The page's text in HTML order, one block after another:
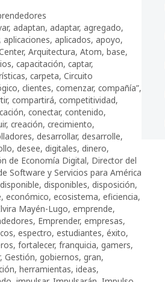
, adaptan, adaptar, agregado,
aplicaciones, aplicados, apoyo,
, Arquitectura, Atom, base,
, capacitación, captar,
, carpeta, Circuito
, clientes, comenzar, compañía”,
, compartirá, competitividad,
, conectar, contenido,
, creación, crecimiento,
, desarrollar, desarrolle,
, desee, digitales, dinero,
de Economía Digital, Director del
Software y Servicios para América
disponible, disponibles, disposición,
, económico, ecosistema, eficiencia,
Mayén-Lugo, emprende,
, Emprender, empresas,
, espectro, estudiantes, éxito,
, fortalecer, franquicia, gamers,
, Gestión, gobiernos, gran,
, herramientas, ideas,